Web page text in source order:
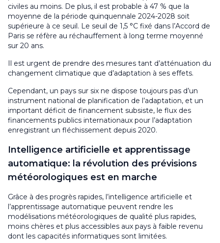
civiles au moins. De plus, il est probable à 47 % que la
moyenne de la période quinquennale 2024-2028 soit
supérieure à ce seuil. Le seuil de 1,5 °C fixé dans l’Accord de
Paris se réfère au réchauffement à long terme moyenné
sur 20 ans.
Il est urgent de prendre des mesures tant d’atténuation du
changement climatique que d’adaptation à ses effets.
Cependant, un pays sur six ne dispose toujours pas d’un
instrument national de planification de l’adaptation, et un
important déficit de financement subsiste, le flux des
financements publics internationaux pour l’adaptation
enregistrant un fléchissement depuis 2020.
Intelligence artificielle et apprentissage
automatique: la révolution des prévisions
météorologiques est en marche
Grâce à des progrès rapides, l’intelligence artificielle et
l’apprentissage automatique peuvent rendre les
modélisations météorologiques de qualité plus rapides,
moins chères et plus accessibles aux pays à faible revenu
dont les capacités informatiques sont limitées.